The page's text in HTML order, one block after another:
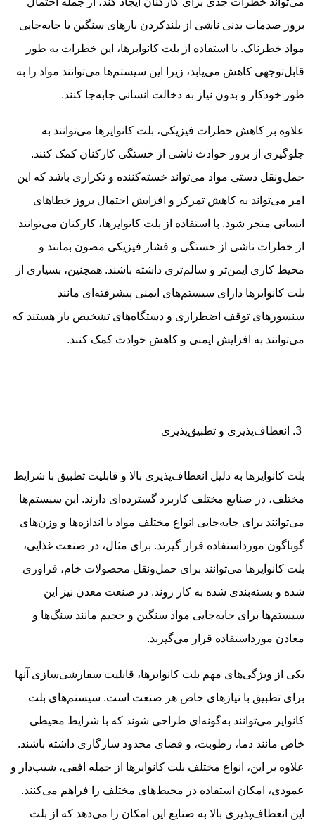
بروز صدمات بدنی ناشی از بلندکردن بارهای سنگین یا جابه‌جایی
مواد خطرناک. با استفاده از بلت کانوایرها، این خطرات به طور
قابل‌توجهی کاهش می‌یابد، زیرا این سیستم‌ها می‌توانند مواد را به
طور خودکار و بدون نیاز به دخالت انسانی جابه‌جا کنند.
علاوه بر کاهش خطرات فیزیکی، بلت کانوایرها می‌توانند به
جلوگیری از بروز حوادث ناشی از خستگی کارکنان کمک کنند.
حمل‌ونقل دستی مواد می‌تواند خسته‌کننده و تکراری باشد که این
امر می‌تواند به کاهش تمرکز و افزایش احتمال بروز خطاهای
انسانی منجر شود. با استفاده از بلت کانوایرها، کارکنان می‌توانند
از خطرات ناشی از خستگی و فشار فیزیکی مصون بمانند و
محیط کاری ایمن‌تر و سالم‌تری داشته باشند. همچنین، بسیاری از
بلت کانوایرها دارای سیستم‌های ایمنی پیشرفته‌ای مانند
سنسورهای توقف اضطراری و دستگاه‌های تشخیص بار هستند که
می‌توانند به افزایش ایمنی و کاهش حوادث کمک کنند.
بلت کانوایرها به دلیل انعطاف‌پذیری بالا و قابلیت تطبیق با شرایط
مختلف، در صنایع مختلف کاربرد گسترده‌ای دارند. این سیستم‌ها
می‌توانند برای جابه‌جایی انواع مختلف مواد با اندازه‌ها و وزن‌های
گوناگون مورداستفاده قرار گیرند. برای مثال، در صنعت غذایی،
بلت کانوایرها می‌توانند برای حمل‌ونقل محصولات خام، فراوری
شده و بسته‌بندی شده به کار روند. در صنعت معدن نیز این
سیستم‌ها برای جابه‌جایی مواد سنگین و حجیم مانند سنگ‌ها و
معادن مورداستفاده قرار می‌گیرند.
یکی از ویژگی‌های مهم بلت کانوایرها، قابلیت سفارشی‌سازی آنها
برای تطبیق با نیازهای خاص هر صنعت است. سیستم‌های بلت
کانوایر می‌توانند به‌گونه‌ای طراحی شوند که با شرایط محیطی
خاص مانند دما، رطوبت، و فضای محدود سازگاری داشته باشند.
علاوه بر این، انواع مختلف بلت کانوایرها از جمله افقی، شیب‌دار و
عمودی، امکان استفاده در محیط‌های مختلف را فراهم می‌کنند.
این انعطاف‌پذیری بالا به صنایع این امکان را می‌دهد که از بلت